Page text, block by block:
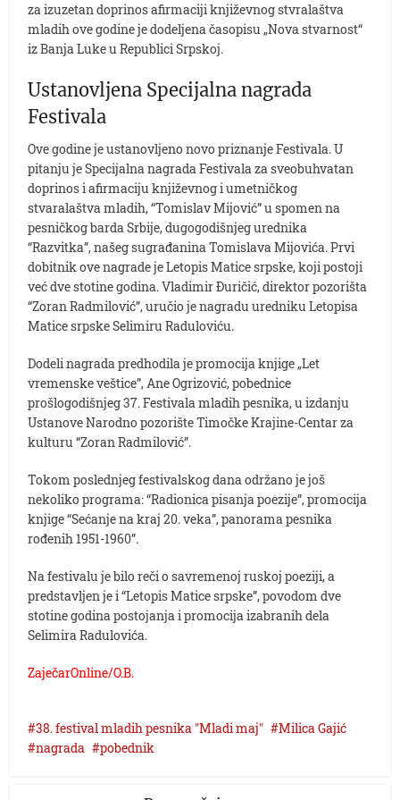
za izuzetan doprinos afirmaciji književnog stvralaštva
mladih ove godine je dodeljena časopisu „Nova stvarnost“
iz Banja Luke u Republici Srpskoj.
Ustanovljena Specijalna nagrada
Festivala
Ove godine je ustanovljeno novo priznanje Festivala. U
pitanju je Specijalna nagrada Festivala za sveobuhvatan
doprinos i afirmaciju književnog i umetničkog
stvaralaštva mladih, “Tomislav Mijović” u spomen na
pesničkog barda Srbije, dugogodišnjeg urednika
“Razvitka”, našeg sugrađanina Tomislava Mijovića. Prvi
dobitnik ove nagrade je Letopis Matice srpske, koji postoji
već dve stotine godina. Vladimir Đuričić, direktor pozorišta
“Zoran Radmilović”, uručio je nagradu uredniku Letopisa
Matice srpske Selimiru Raduloviću.
Dodeli nagrada predhodila je promocija knjige „Let
vremenske veštice”, Ane Ogrizović, pobednice
prošlogodišnjeg 37. Festivala mladih pesnika, u izdanju
Ustanove Narodno pozorište Timočke Krajine-Centar za
kulturu “Zoran Radmilović”.
Tokom poslednjeg festivalskog dana održano je još
nekoliko programa: “Radionica pisanja poezije”, promocija
knjige “Sećanje na kraj 20. veka”, panorama pesnika
rođenih 1951-1960”.
Na festivalu je bilo reči o savremenoj ruskoj poeziji, a
predstavljen je i “Letopis Matice srpske”, povodom dve
stotine godina postojanja i promocija izabranih dela
Selimira Radulovića.
ZaječarOnline/O.B.
38. festival mladih pesnika "Mladi maj"
Milica Gajić
nagrada
pobednik